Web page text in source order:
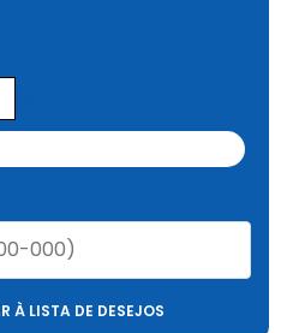
À LISTA DE DESEJOS